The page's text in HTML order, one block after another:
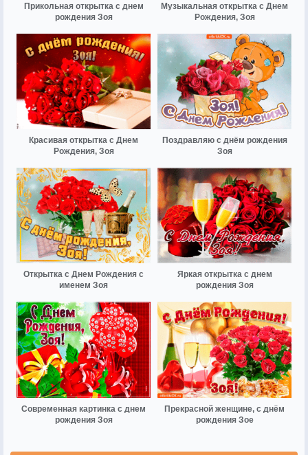
Прикольная открытка с днем
рождения Зоя
Музыкальная открытка с Днем
Рождения, Зоя
Красивая открытка с Днем
Рождения, Зоя
Поздравляю с днём рождения
Зоя
Открытка с Днем Рождения с
именем Зоя
Яркая открытка с днем
рождения Зоя
Современная картинка с днем
рождения Зоя
Прекрасной женщине, с днём
рождения Зое